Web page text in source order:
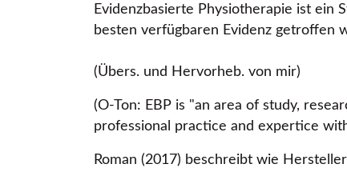
Evidenzbasierte Physiotherapie ist ein
besten verfügbaren Evidenz getroffen
(Übers. und Hervorheb. von mir)
(O-Ton: EBP is
an area of study,
professional practice and expertice
Roman (2017) beschreibt wie